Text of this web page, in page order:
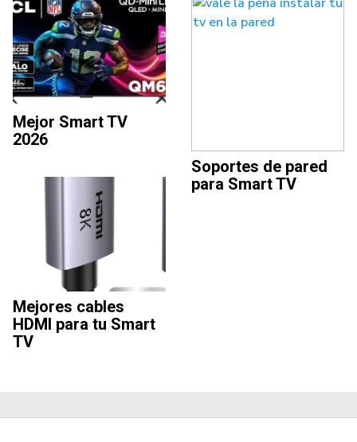
Mejor Smart TV
2026
Soportes de pared
para Smart TV
Mejores cables
HDMI para tu Smart
TV